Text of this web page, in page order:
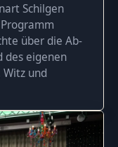
Schilgen
über die Ab-
des eigenen
und